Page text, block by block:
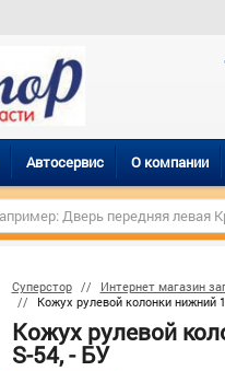
Автосервис О компании
Суперстор Интернет магазин
Кожух рулевой колонки нижний
Кожух рулевой
S-54, - БУ